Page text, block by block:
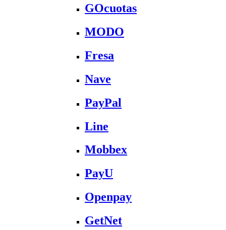
GOcuotas
MODO
Fresa
Nave
PayPal
Line
Mobbex
PayU
Openpay
GetNet